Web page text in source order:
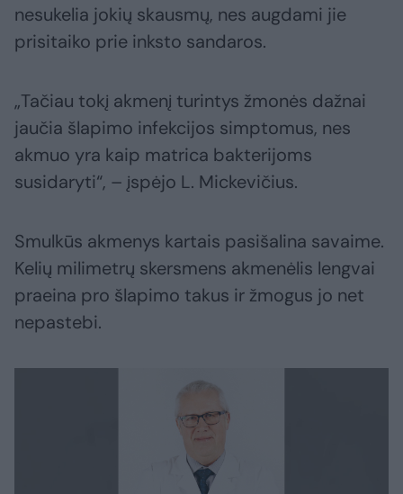
nesukelia jokių skausmų, nes augdami jie
prisitaiko prie inksto sandaros.
„Tačiau tokį akmenį turintys žmonės dažnai
jaučia šlapimo infekcijos simptomus, nes
akmuo yra kaip matrica bakterijoms
susidaryti“, – įspėjo L. Mickevičius.
Smulkūs akmenys kartais pasišalina savaime.
Kelių milimetrų skersmens akmenėlis lengvai
praeina pro šlapimo takus ir žmogus jo net
nepastebi.